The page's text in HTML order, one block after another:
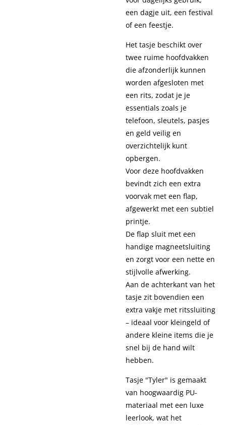
een dagje uit, een festival
of een feestje.
Het tasje beschikt over
twee ruime hoofdvakken
die afzonderlijk kunnen
worden afgesloten met
een rits, zodat je je
essentials zoals je
telefoon, sleutels, pasjes
en geld veilig en
overzichtelijk kunt
opbergen.
Voor deze hoofdvakken
bevindt zich een extra
voorvak met een flap,
afgewerkt met een subtiel
printje.
De flap sluit met een
handige magneetsluiting
en zorgt voor een nette en
stijlvolle afwerking.
Aan de achterkant van het
tasje zit bovendien een
extra vakje met ritssluiting
– ideaal voor kleingeld of
andere kleine items die je
snel bij de hand wilt
hebben.
Tasje "Tyler" is gemaakt
van hoogwaardig PU-
materiaal met een luxe
leerlook, wat het